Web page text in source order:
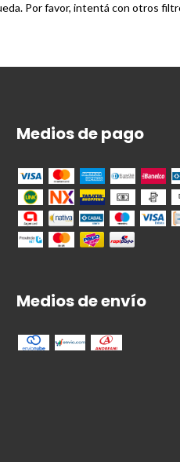
Por favor, intentá con otros
Medios de pago
Medios de envío